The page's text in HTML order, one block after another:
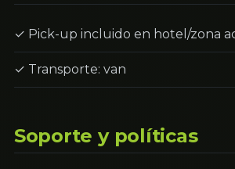
✓ Pick-up incluido en hotel/zona
✓ Transporte: van
Soporte y políticas